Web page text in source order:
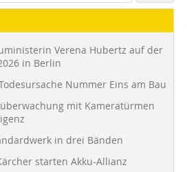
Verena Hubertz auf der
in Berlin
Nummer Eins am Bau
mit Kameratürmen
in drei Bänden
starten Akku-Allianz